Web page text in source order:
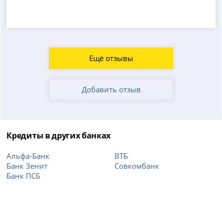
Ещё отзывы
Добавить отзыв
Кредиты в других банках
Альфа-Банк
Банк Зенит
Банк ПСБ
ВТБ
Совкомбанк